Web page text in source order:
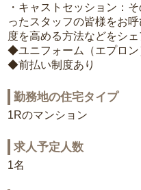
・キャストセッション：
ったスタッフの皆様をお
度を高める方法などをシ
◆ユニフォーム（エプロン
◆前払い制度あり
勤務地の住宅タイプ
1Rのマンション
求人予定人数
1名